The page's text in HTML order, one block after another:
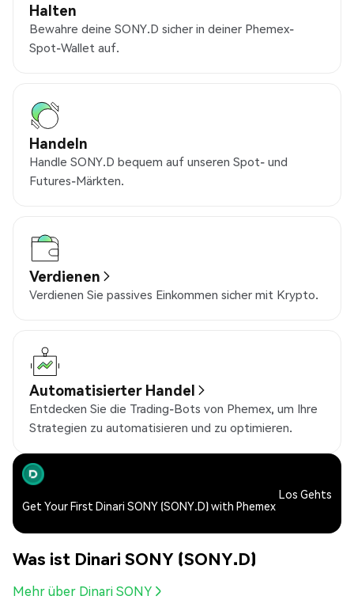
Halten
Bewahre deine SONY.D sicher in deiner Phemex-
Spot-Wallet auf.
Handeln
Handle SONY.D bequem auf unseren Spot- und
Futures-Märkten.
Verdienen
Verdienen Sie passives Einkommen sicher mit Krypto.
Automatisierter Handel
Entdecken Sie die Trading-Bots von Phemex, um Ihre
Strategien zu automatisieren und zu optimieren.
Get Your First Dinari SONY (SONY.D) with Phemex
Los Gehts
Was ist Dinari SONY (SONY.D)
Mehr über Dinari SONY